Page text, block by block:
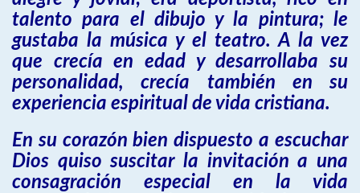
talento para el dibujo y la pintura; le
gustaba la música y el teatro. A la vez
que crecía en edad y desarrollaba su
personalidad, crecía también en su
experiencia espiritual de vida cristiana.
En su corazón bien dispuesto a escuchar
Dios quiso suscitar la invitación a una
consagración especial en la vida